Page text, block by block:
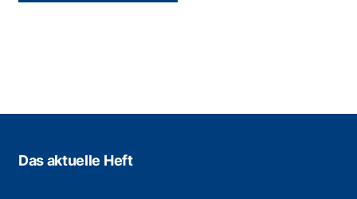
Das aktuelle Heft